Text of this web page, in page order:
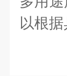
以根